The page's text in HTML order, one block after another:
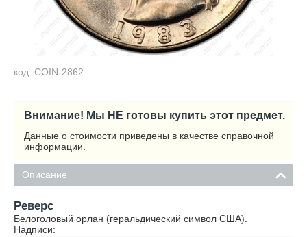
код: COIN-2862
Внимание! Мы НЕ готовы купить этот предмет.
Данные о стоимости приведены в качестве справочной
информации.
Описание
Реверс
Белоголовый орлан (геральдический символ США).
Надписи: